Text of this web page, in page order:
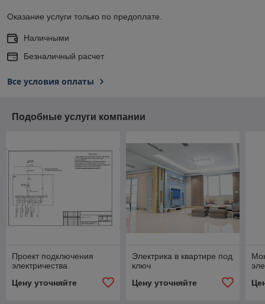
Оказание услуги только по предоплате.
Наличными
Безналичный расчет
Все условия оплаты
Подобные услуги компании
Проект подключения
электричества
Цену уточняйте
Электрика в квартире под
ключ
Цену уточняйте